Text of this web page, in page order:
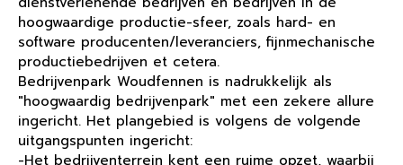
hoogwaardige productie-sfeer, zoals hard- en
software producenten/leveranciers, fijnmechanische
productiebedrijven et cetera.
Bedrijvenpark Woudfennen is nadrukkelijk als
"hoogwaardig bedrijvenpark" met een zekere allure
ingericht. Het plangebied is volgens de volgende
uitgangspunten ingericht:
-Het bedrijventerrein kent een ruime opzet, waarbij